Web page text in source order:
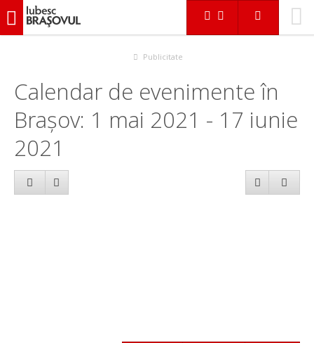
iubescbraşovul.ro
Publicitate
Calendar de evenimente în
Brașov: 1 mai 2021 - 17 iunie
2021